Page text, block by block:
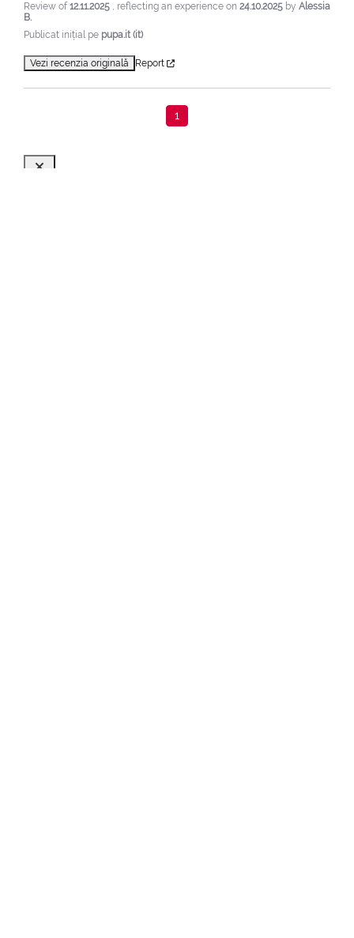
Review of 12.11.2025 , reflecting an experience on 24.10.2025 by Alessia
B.
Publicat inițial pe pupa.it (it)
Vezi recenzia originală Report
1